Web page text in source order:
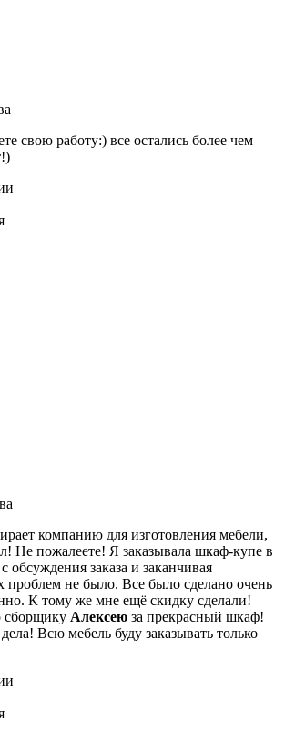
свою работу:) все остались более чем
компанию для изготовления мебели,
Не пожалеете! Я заказывала шкаф-купе в
обсуждения заказа и заканчивая
не было. Все было сделано очень
К тому же мне ещё скидку сделали!
сборщику Алексею за прекрасный шкаф!
Всю мебель буду заказывать только